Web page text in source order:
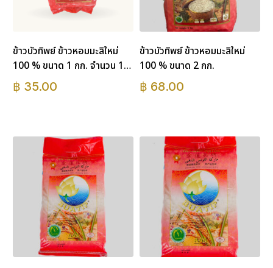
ข้าวบัวทิพย์ ข้าวหอมมะลิใหม่
100 % ขนาด 1 กก. จำนวน 1
ถุง
฿ 35.00
ข้าวบัวทิพย์ ข้าวหอมมะลิใหม่
100 % ขนาด 2 กก.
฿ 68.00